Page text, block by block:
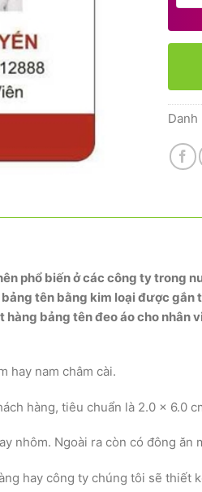
phổ biến ở các công ty trong
tên bằng kim loại được gắn
bảng tên đeo áo cho nhân
hay nam châm cài.
hàng, tiêu chuẩn là 2.0 x 6.0
nhôm. Ngoài ra còn có đông ăn
hay công ty chúng tôi sẽ thiết